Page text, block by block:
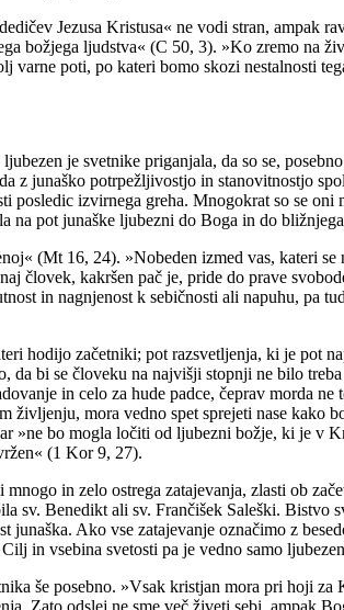
Jezusa Kristusa« ne vodi stran, ampak
božjega ljudstva« (C 50, 3). »Ko zremo na
poti, po kateri bomo skozi nestalnosti
je svetnike priganjala, da so se,
z junaško potrpežljivostjo in stanovitnostjo
izvirnega greha. Mnogokrat so se oni
na pot junaške ljubezni do Boga in do
(Mt 16, 24). »Nobeden izmed vas, kateri
človek, kakršen pač je, pride do prave
in nagnjenost k sebičnosti ali napuhu, pa
hodijo začetniki; pot razsvetljenja, ki je pot
bi se človeku na najvišji stopnji ne bilo
in celo za hude padce, čeprav morda
mora vedno spet sprejeti nase kako
»ne bo mogla ločiti od ljubezni božje, ki je v
(1 Kor 9, 27).
in zelo ostrega zatajevanja, zlasti ob
Benedikt ali sv. Frančišek Saleški. Bistvo
Ako vse zatajevanje označimo z
in vsebina svetosti pa je vedno samo
še posebno. »Vsak kristjan mora pri hoji
Zato odslej ne sme več živeti sebi, ampak